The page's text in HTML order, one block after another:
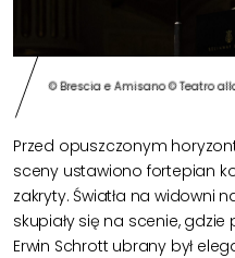
© Brescia e Amisano © Teatro
Przed opuszczonym
sceny ustawiono fortepian
zakryty. Światła na widowni
skupiały się na scenie,
Erwin Schrott ubrany był